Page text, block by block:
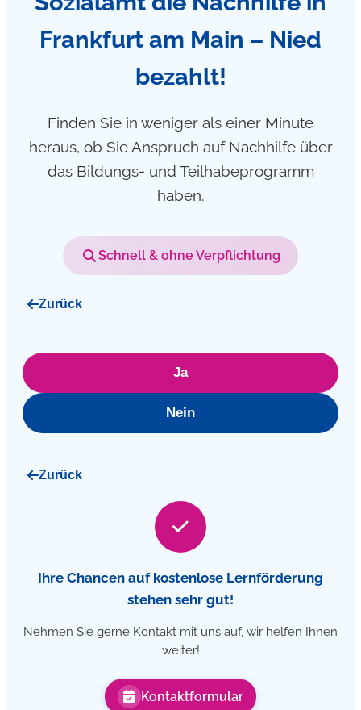
Frankfurt am Main – Nied
bezahlt!
Finden Sie in weniger als einer Minute
heraus, ob Sie Anspruch auf Nachhilfe über
das Bildungs- und Teilhabeprogramm
haben.
Schnell & ohne Verpflichtung
Zurück
Ja
Nein
Zurück
Ihre Chancen auf kostenlose Lernförderung
stehen sehr gut!
Nehmen Sie gerne Kontakt mit uns auf, wir helfen Ihnen
weiter!
Kontaktformular